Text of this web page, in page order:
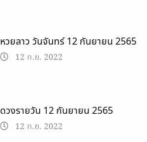
หวยลาว วันจันทร์ 12 กันยายน 2565
12 ก.ย. 2022
ดวงรายวัน 12 กันยายน 2565
12 ก.ย. 2022